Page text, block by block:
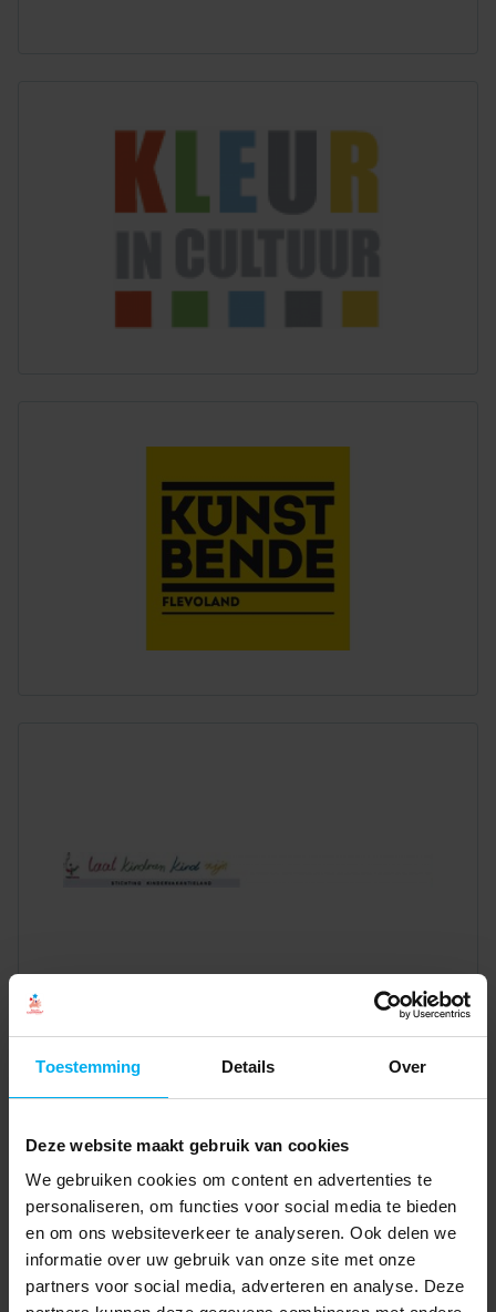
Toestemming Details Over
Deze website maakt gebruik van cookies
We gebruiken cookies om content en advertenties te
personaliseren, om functies voor social media te bieden
en om ons websiteverkeer te analyseren. Ook delen we
informatie over uw gebruik van onze site met onze
partners voor social media, adverteren en analyse. Deze